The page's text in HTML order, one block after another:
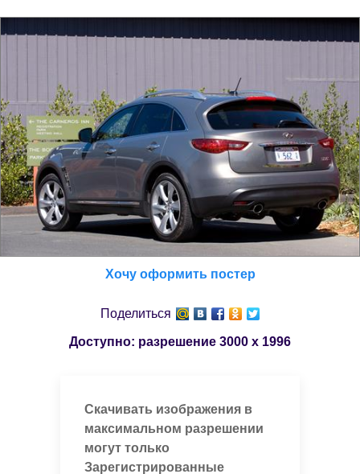
Хочу оформить постер
Поделиться
Доступно: разрешение 3000 x 1996
Скачивать изображения в
максимальном разрешении
могут только
Зарегистрированные